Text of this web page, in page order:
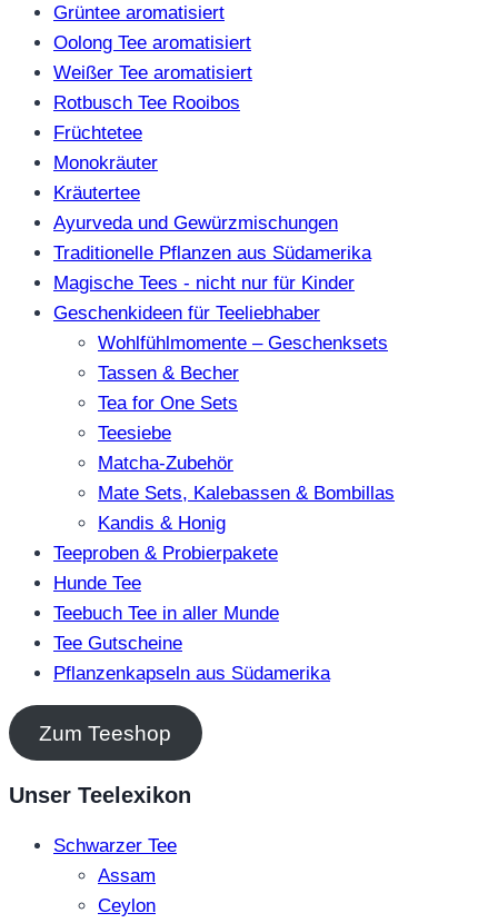
Grüntee aromatisiert
Oolong Tee aromatisiert
Weißer Tee aromatisiert
Rotbusch Tee Rooibos
Früchtetee
Monokräuter
Kräutertee
Ayurveda und Gewürzmischungen
Traditionelle Pflanzen aus Südamerika
Magische Tees - nicht nur für Kinder
Geschenkideen für Teeliebhaber
Wohlfühlmomente – Geschenksets
Tassen & Becher
Tea for One Sets
Teesiebe
Matcha-Zubehör
Mate Sets, Kalebassen & Bombillas
Kandis & Honig
Teeproben & Probierpakete
Hunde Tee
Teebuch Tee in aller Munde
Tee Gutscheine
Pflanzenkapseln aus Südamerika
Zum Teeshop
Unser Teelexikon
Schwarzer Tee
Assam
Ceylon